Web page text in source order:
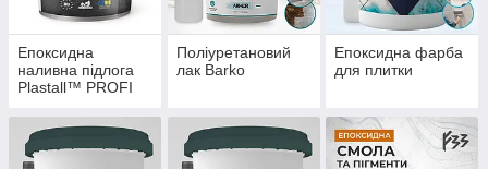
Епоксидна
наливна підлога
Plastall™ PROFI
Поліуретановий
лак Barko
Епоксидна фарба
для плитки